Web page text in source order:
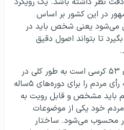
در این کشور بر اساس
می‌شود یعنی شخص باید در
تا بتواند اصول دقیق
مجلس در کشور گامبیا دارای ۵۳ کرسی است به طور کلی در
این بین مجلس قرار است که رأی مردم را برای دوره‌های ۵ساله
باید مشخص و قابل رویت به
خود یکی از موضوعات
محسوب می‌شود. ساختار